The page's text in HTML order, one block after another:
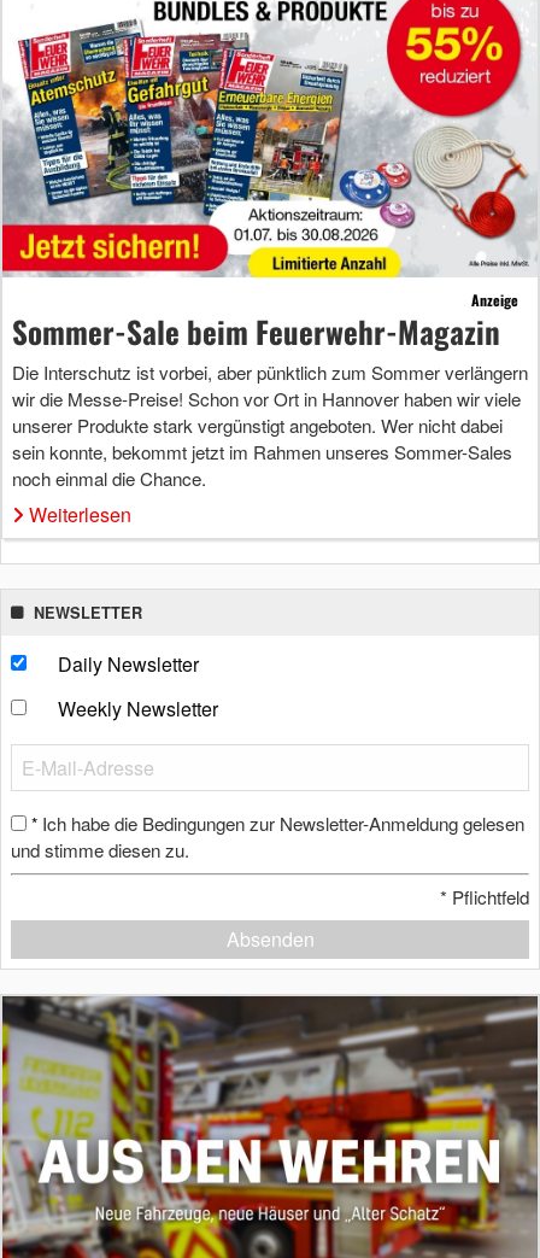
Anzeige
Sommer-Sale beim Feuerwehr-Magazin
Die Interschutz ist vorbei, aber pünktlich zum Sommer verlängern
wir die Messe-Preise! Schon vor Ort in Hannover haben wir viele
unserer Produkte stark vergünstigt angeboten. Wer nicht dabei
sein konnte, bekommt jetzt im Rahmen unseres Sommer-Sales
noch einmal die Chance.
Weiterlesen
NEWSLETTER
Daily Newsletter
Weekly Newsletter
* Ich habe die Bedingungen zur Newsletter-Anmeldung gelesen
und stimme diesen zu.
* Pflichtfeld
Absenden